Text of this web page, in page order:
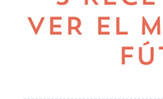
VER EL